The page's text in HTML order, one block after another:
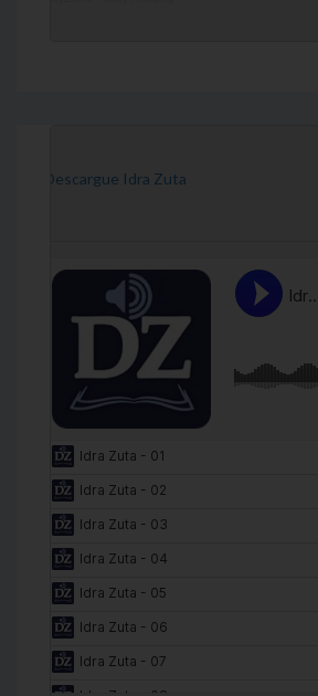
[Descargue Idra Zuta